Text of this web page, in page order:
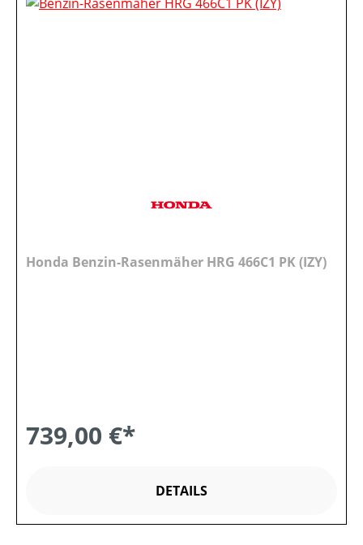
Honda Benzin-Rasenmäher HRG 466C1 PK (IZY)
739,00 €*
DETAILS